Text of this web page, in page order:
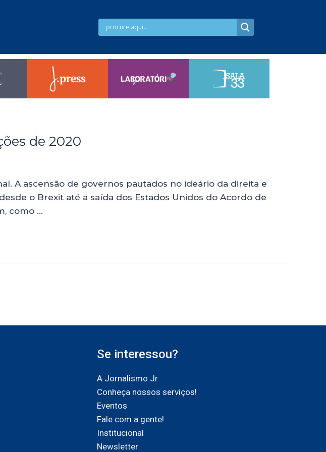
de 2020
A ascensão de governos pautados no ideário da direita e
o Brexit até a saída dos Estados Unidos do Acordo de
como …
Se interessou?
A Jornalismo Jr
Conheça nossos serviços!
Eventos
Fale com a gente!
Institucional
Newsletter